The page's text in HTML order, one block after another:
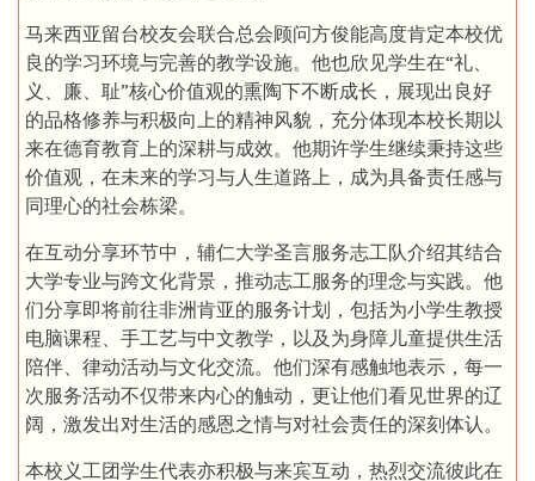
马来西亚留台校友会联合总会顾问方俊能高度肯定本校优
良的学习环境与完善的教学设施。他也欣见学生在“礼、
义、廉、耻”核心价值观的熏陶下不断成长，展现出良好
的品格修养与积极向上的精神风貌，充分体现本校长期以
来在德育教育上的深耕与成效。他期许学生继续秉持这些
价值观，在未来的学习与人生道路上，成为具备责任感与
同理心的社会栋梁。
在互动分享环节中，辅仁大学圣言服务志工队介绍其结合
大学专业与跨文化背景，推动志工服务的理念与实践。他
们分享即将前往非洲肯亚的服务计划，包括为小学生教授
电脑课程、手工艺与中文教学，以及为身障儿童提供生活
陪伴、律动活动与文化交流。他们深有感触地表示，每一
次服务活动不仅带来内心的触动，更让他们看见世界的辽
阔，激发出对生活的感恩之情与对社会责任的深刻体认。
本校义工团学生代表亦积极与来宾互动，热烈交流彼此在